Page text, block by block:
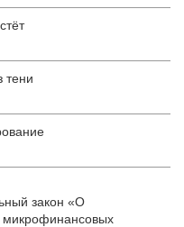
тени
закон «О
микрофинансовых